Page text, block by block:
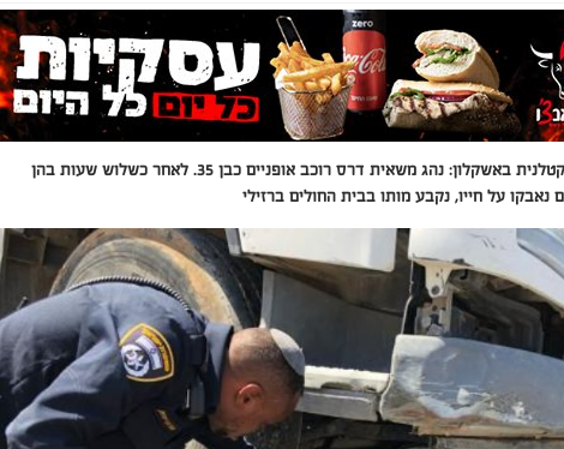
תאונה קטלנית באשקלון: נהג משאית דרס רוכב אופניים כבן 35. לאחר כשלוש שעות בהן
נאבקו על חייו, נקבע מותו בבית החולים ברזילי